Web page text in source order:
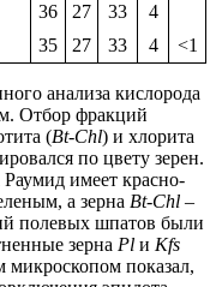
36 27 33
4
35 27 33 4 <1
анализа кислорода
Отбор фракций
(Bt-Chl) и хлорита
по цвету зерен.
имеет красно-
а зерна Bt-Chl –
полевых шпатов были
зерна Pl и Kfs
показал,